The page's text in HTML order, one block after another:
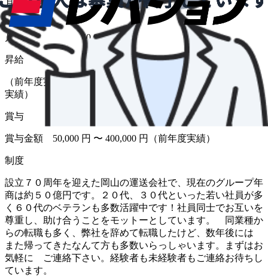
月給
給与
月給 350,000円〜450,000円
昇給
（前年度実績 あり） 金額 1月あたり 5,000 円 〜（前年度
実績）
賞与
賞与金額 50,000 円 〜 400,000 円（前年度実績）
制度
設立７０周年を迎えた岡山の運送会社で、現在のグループ年
商は約５０億円です。２０代、３０代といった若い社員が多
く６０代のベテランも多数活躍中です！社員同士でお互いを
尊重し、助け合うことをモットーとしています。 同業種か
らの転職も多く、弊社を辞めて転職したけど、数年後には
また帰ってきたなんて方も多数いらっしゃいます。まずはお
気軽に ご連絡下さい。経験者も未経験者もご連絡お待ちし
ています。